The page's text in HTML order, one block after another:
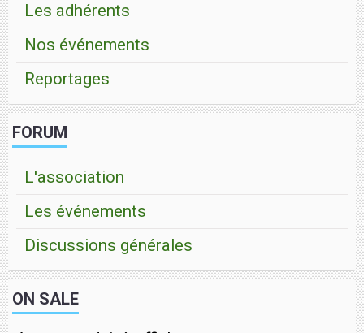
Les adhérents
Nos événements
Reportages
FORUM
L'association
Les événements
Discussions générales
ON SALE